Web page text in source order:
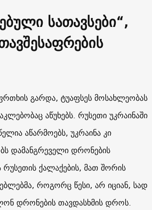
სათავსები“,
გარდა, ტუაფსეს მოსახლეობას
აწუხებს. რუსეთი უკრაინაში
აწარმოებს, უკრაინა კი
დამანგრეველი დრონების
რუსეთის ქალაქების, მათ შორის
როგორც წესი, არ იციან, სად
დრონების თავდასხმის დროს.